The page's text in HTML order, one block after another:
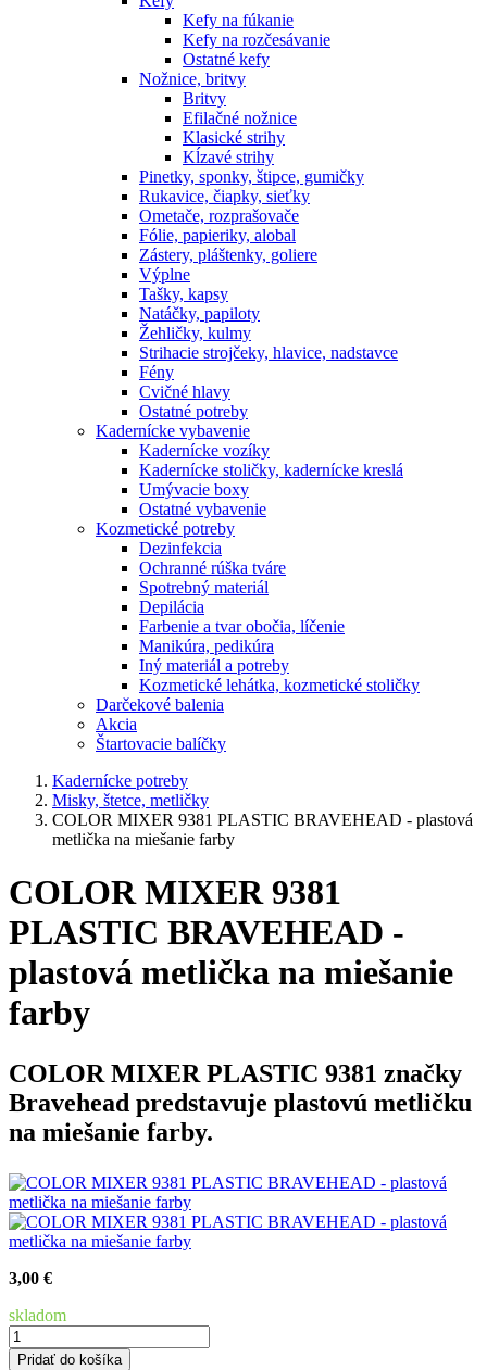
Kefy na fúkanie
Kefy na rozčesávanie
Ostatné kefy
Nožnice, britvy
Britvy
Efilačné nožnice
Klasické strihy
Kĺzavé strihy
Pinetky, sponky, štipce, gumičky
Rukavice, čiapky, sieťky
Ometače, rozprašovače
Fólie, papieriky, alobal
Zástery, pláštenky, goliere
Výplne
Tašky, kapsy
Natáčky, papiloty
Žehličky, kulmy
Strihacie strojčeky, hlavice, nadstavce
Fény
Cvičné hlavy
Ostatné potreby
Kadernícke vybavenie
Kadernícke vozíky
Kadernícke stoličky, kadernícke kreslá
Umývacie boxy
Ostatné vybavenie
Kozmetické potreby
Dezinfekcia
Ochranné rúška tváre
Spotrebný materiál
Depilácia
Farbenie a tvar obočia, líčenie
Manikúra, pedikúra
Iný materiál a potreby
Kozmetické lehátka, kozmetické stoličky
Darčekové balenia
Akcia
Štartovacie balíčky
Kadernícke potreby
Misky, štetce, metličky
COLOR MIXER 9381 PLASTIC BRAVEHEAD - plastová
metlička na miešanie farby
COLOR MIXER 9381
PLASTIC BRAVEHEAD -
plastová metlička na miešanie
farby
COLOR MIXER PLASTIC 9381 značky
Bravehead predstavuje plastovú metličku
na miešanie farby.
3,00 €
skladom
Pridať do košíka